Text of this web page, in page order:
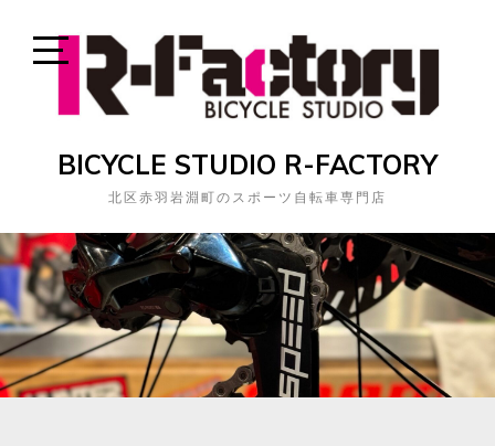
Open
Sidebar
BICYCLE STUDIO R-FACTORY
北区赤羽岩淵町のスポーツ自転車専門店